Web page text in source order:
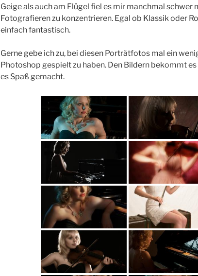
Geige als auch am Flügel fiel es mir manchmal schwer
Fotografieren zu konzentrieren. Egal ob Klassik oder
einfach fantastisch.
Gerne gebe ich zu, bei diesen Porträtfotos mal ein
Photoshop gespielt zu haben. Den Bildern bekommt
es Spaß gemacht.